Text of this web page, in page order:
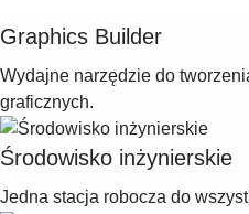
Graphics Builder
Wydajne narzędzie do
graficznych.
Środowisko inżynierskie
Jedna stacja robocza do